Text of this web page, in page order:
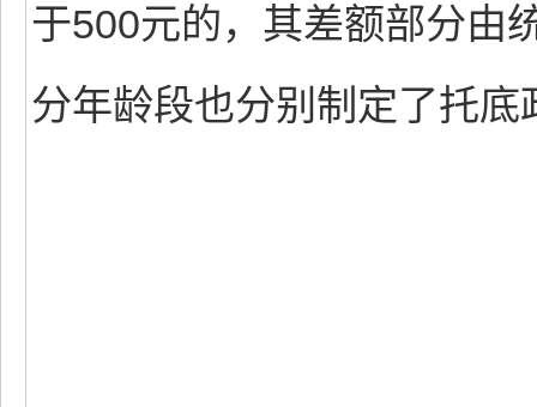
于500元的，其差额部分由
分年龄段也分别制定了托底